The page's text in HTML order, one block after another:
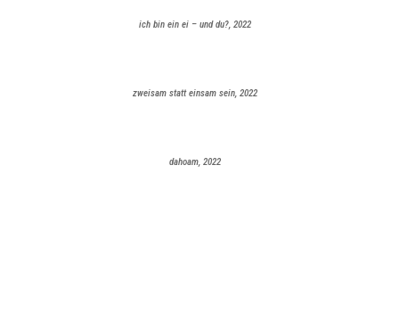
ich bin ein ei – und du?, 2022
zweisam statt einsam sein, 2022
dahoam, 2022